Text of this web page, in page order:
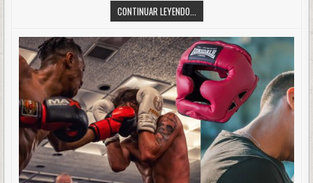
CONTINUAR LEYENDO...